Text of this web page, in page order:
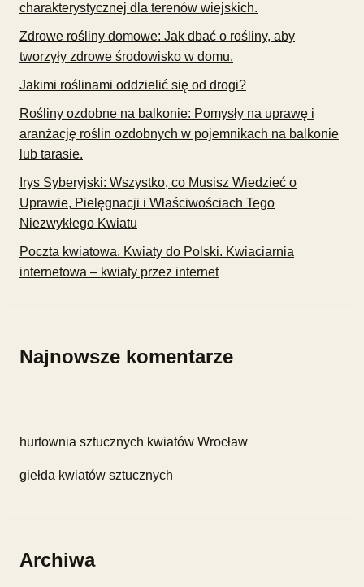
charakterystycznej dla terenów wiejskich.
Zdrowe rośliny domowe: Jak dbać o rośliny, aby
tworzyły zdrowe środowisko w domu.
Jakimi roślinami oddzielić się od drogi?
Rośliny ozdobne na balkonie: Pomysły na uprawę i
aranżację roślin ozdobnych w pojemnikach na balkonie
lub tarasie.
Irys Syberyjski: Wszystko, co Musisz Wiedzieć o
Uprawie, Pielęgnacji i Właściwościach Tego
Niezwykłego Kwiatu
Poczta kwiatowa. Kwiaty do Polski. Kwiaciarnia
internetowa – kwiaty przez internet
Najnowsze komentarze
hurtownia sztucznych kwiatów Wrocław
giełda kwiatów sztucznych
Archiwa